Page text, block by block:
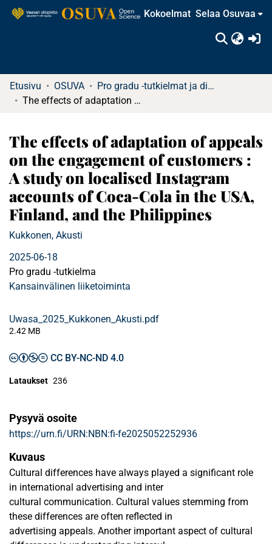
Kokoelmat Selaa Osuvaa
Etusivu OSUVA
Pro gradu -tutkielmat ja diplomityöt
The effects of adaptation of appeals on the engagement of customers : A study on localised Instagram accounts of Coca-Cola in the USA, Finland, and the Philippines
The effects of adaptation of appeals
on the engagement of customers :
A study on localised Instagram
accounts of Coca-Cola in the USA,
Finland, and the Philippines
Kukkonen, Akusti
2025-06-18
Pro gradu -tutkielma
Kansainvälinen liiketoiminta
Uwasa_2025_Kukkonen_Akusti.pdf
2.42 MB
CC BY-NC-ND 4.0
Lataukset 236
Pysyvä osoite
https://urn.fi/URN:NBN:fi-fe2025052252936
Kuvaus
Cultural differences have always played a significant role
in international advertising and inter
cultural communication. Cultural values stemming from
these differences are often reflected in
advertising appeals. Another important aspect of cultural